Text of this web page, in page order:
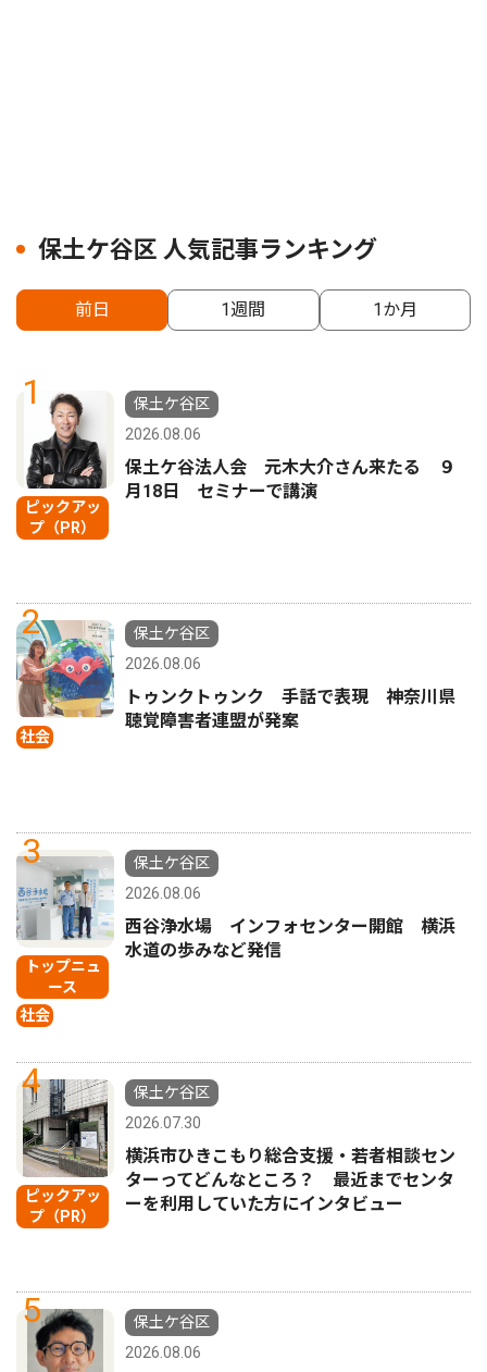
保土ケ谷区 人気記事ランキング
前日 1週間 1か月
1
ピックアッ
プ（PR）
保土ケ谷区
2026.08.06
保土ケ谷法人会 元木大介さん来たる ９
月18日 セミナーで講演
2
社会
保土ケ谷区
2026.08.06
トゥンクトゥンク 手話で表現 神奈川県
聴覚障害者連盟が発案
3
トップニュ
ース
社会
保土ケ谷区
2026.08.06
西谷浄水場 インフォセンター開館 横浜
水道の歩みなど発信
4
ピックアッ
プ（PR）
保土ケ谷区
2026.07.30
横浜市ひきこもり総合支援・若者相談セン
ターってどんなところ？ 最近までセンタ
ーを利用していた方にインタビュー
5
保土ケ谷区
2026.08.06